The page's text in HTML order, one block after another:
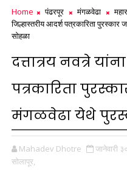
Home पंढरपूर मंगळवेढा
जिल्हास्तरीय आदर्श पत्रकारिता पुरस्कार
सोहळा
दत्तात्रय नवत्रे
पत्रकारिता
मंगळवेढा येथे
Mahadev Dhotre जानेवारी
सोलापूर,